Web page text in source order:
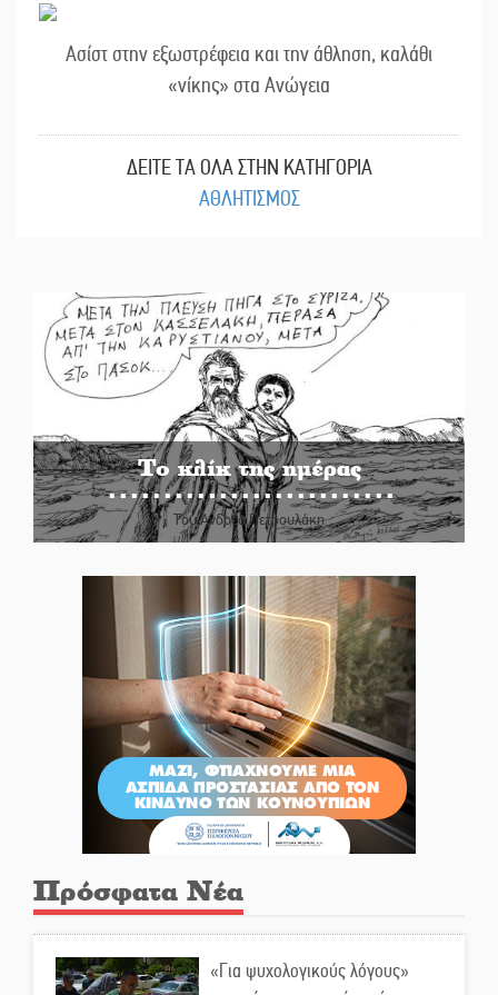
Ασίστ στην εξωστρέφεια και την άθληση, καλάθι
«νίκης» στα Ανώγεια
ΔΕΙΤΕ ΤΑ ΟΛΑ ΣΤΗΝ ΚΑΤΗΓΟΡΙΑ
ΑΘΛΗΤΙΣΜΟΣ
Το κλίκ της ημέρας
Του Ανδρέα Πετρουλάκη
Πρόσφατα Νέα
«Για ψυχολογικούς λόγους»